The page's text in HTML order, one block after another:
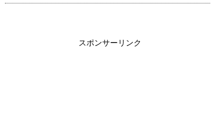
スポンサーリンク